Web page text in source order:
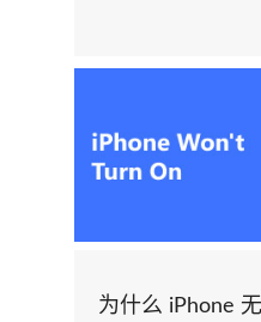
为什么 iPhone